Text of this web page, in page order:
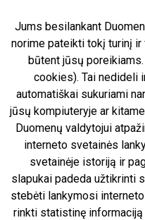
Jums besilankant
norime pateikti tokį turinį
būtent jūsų
cookies). Tai nedideli
automatiškai sukuriami
jūsų kompiuteryje ar
Duomenų valdytojui
interneto svetainės
svetainėje istoriją ir
slapukai padeda užtikrinti
stebėti lankymosi
rinkti statistinę